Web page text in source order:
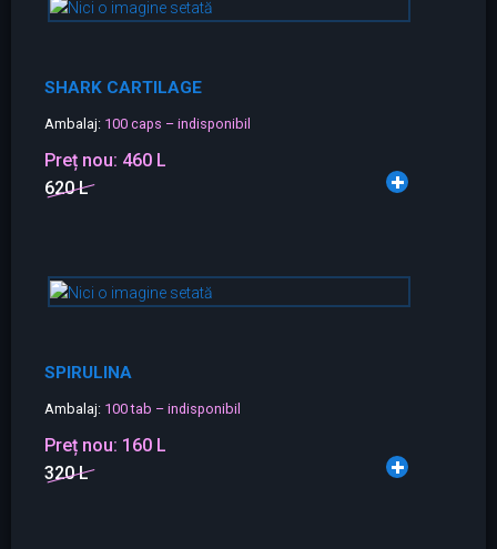
SHARK CARTILAGE
Ambalaj: 100 caps – indisponibil
Preț nou: 460 L
620 L
SPIRULINA
Ambalaj: 100 tab – indisponibil
Preț nou: 160 L
320 L